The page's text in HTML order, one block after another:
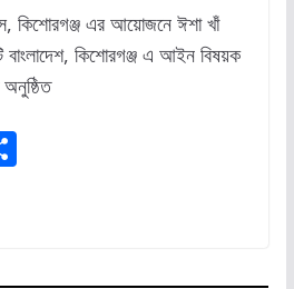
কিশোরগঞ্জ এর আয়োজনে ঈশা খাঁ
বাংলাদেশ, কিশোরগঞ্জ এ আইন বিষয়ক
S